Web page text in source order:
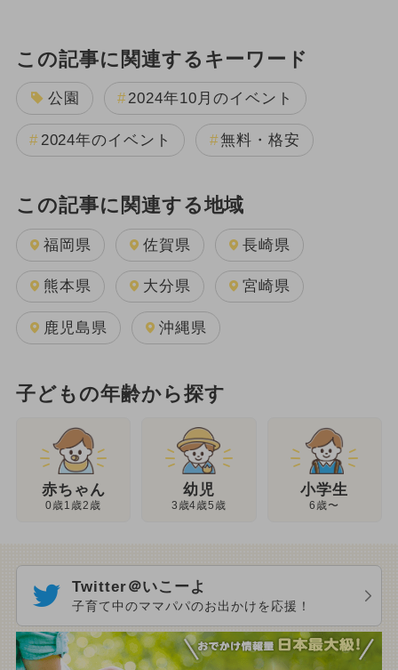
この記事に関連するキーワード
公園 2024年10月のイベント
2024年のイベント 無料・格安
この記事に関連する地域
福岡県 佐賀県 長崎県
熊本県 大分県 宮崎県
鹿児島県 沖縄県
子どもの年齢から探す
赤ちゃん
0歳1歳2歳
幼児
3歳4歳5歳
小学生
6歳〜
Twitter＠いこーよ
子育て中のママパパのお出かけを応援！